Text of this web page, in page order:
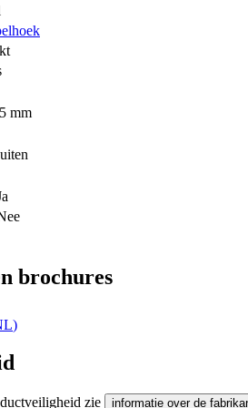
mm
brochures
)
zie informatie over de